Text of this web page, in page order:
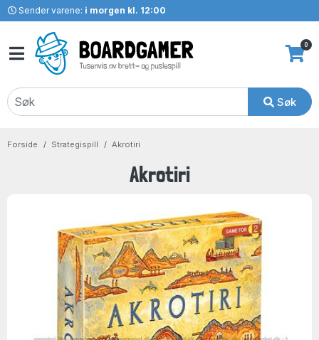
Sender varene: i morgen kl. 12:00
Søk
0
Forside Strategispill Akrotiri
Akrotiri